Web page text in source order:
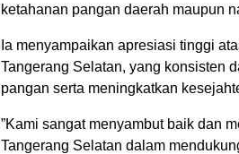
ketahanan pangan daerah maupun
​Ia menyampaikan apresiasi tinggi
Tangerang Selatan, yang konsisten
pangan serta meningkatkan
​”Kami sangat menyambut baik dan
Tangerang Selatan dalam